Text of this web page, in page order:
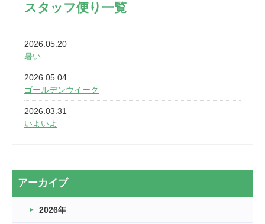
スタッフ便り一覧
2026.05.20
暑い
2026.05.04
ゴールデンウイーク
2026.03.31
いよいよ
2026.03.20
なぎなた
2026.03.16
アーカイブ
2026年